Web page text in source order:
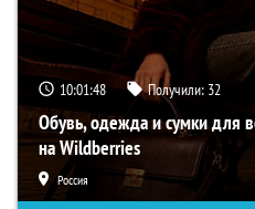
10:01:47 Получили: 32
Обувь, одежда и сумки для
на Wildberries
Россия